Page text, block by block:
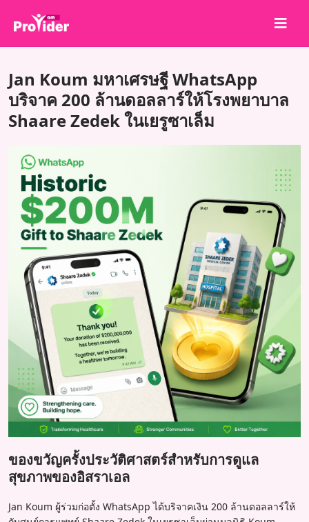
เกี่ยวกับเรา
เข้าสู่ระบบ
บริการ
API
ข้อตกลง
บล็อก
Jan Koum มหาเศรษฐี WhatsApp
บริจาค 200 ล้านดอลลาร์ให้โรงพยาบาล
Shaare Zedek ในเยรูซาเล็ม
ของขวัญครั้งประวัติศาสตร์สำหรับการดูแล
สุขภาพของอิสราเอล
Jan Koum ผู้ร่วมก่อตั้ง WhatsApp ได้บริจาคเงิน 200 ล้านดอลลาร์ให้